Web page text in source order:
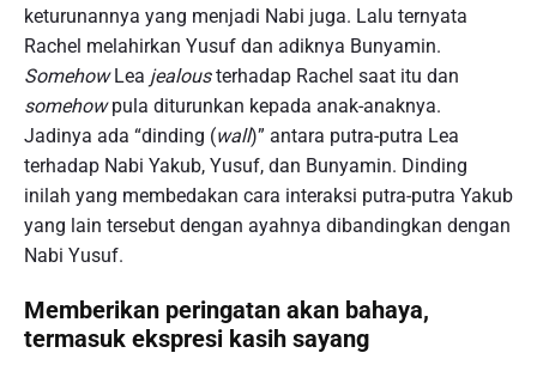
keturunannya yang menjadi Nabi juga. Lalu ternyata
Rachel melahirkan Yusuf dan adiknya Bunyamin.
Somehow Lea jealousterhadap Rachel saat itu dan
somehowpula diturunkan kepada anak-anaknya.
Jadinya ada “dinding (wall)” antara putra-putra Lea
terhadap Nabi Yakub, Yusuf, dan Bunyamin. Dinding
inilah yang membedakan cara interaksi putra-putra Yakub
yang lain tersebut dengan ayahnya dibandingkan dengan
Nabi Yusuf.
Memberikan peringatan akan bahaya,
termasuk ekspresi kasih sayang